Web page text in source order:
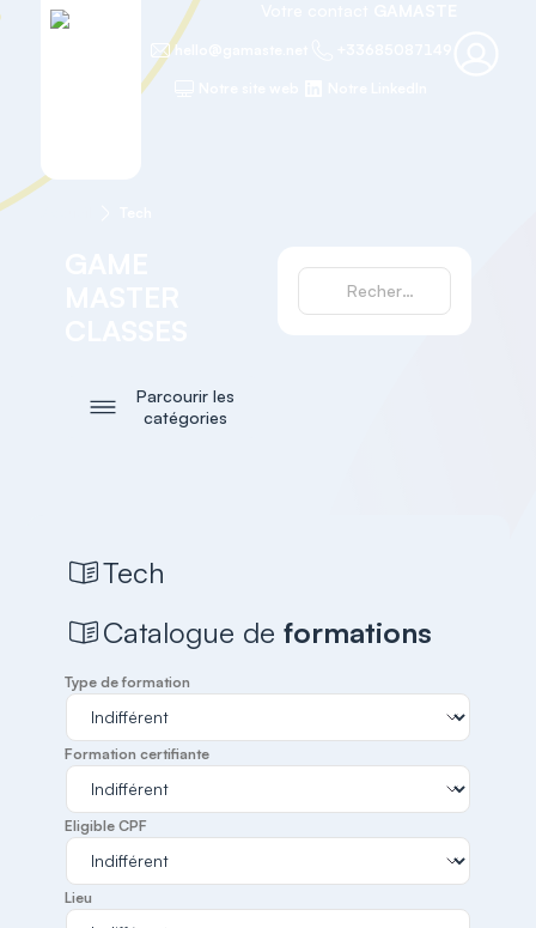
hello@gamaste.net
Parcourir les
catégories
Tech
Catalogue deformations
Type de formation
Formation certifiante
Eligible CPF
Lieu